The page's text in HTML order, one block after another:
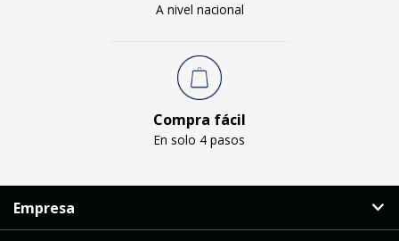
A nivel nacional
Compra fácil
En solo 4 pasos
Empresa